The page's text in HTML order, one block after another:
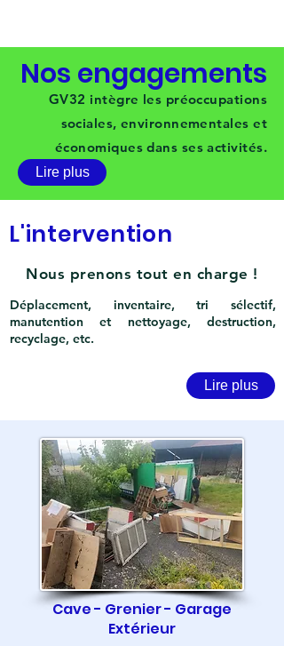
Nos engagements
GV32 intègre les préoccupations
sociales, environnementales et
économiques dans ses activités.
Lire plus
L'intervention
Nous prenons tout en charge !
Déplacement, inventaire, tri sélectif,
manutention et nettoyage, destruction,
recyclage, etc.
Lire plus
Cave - Grenier - Garage
Extérieur